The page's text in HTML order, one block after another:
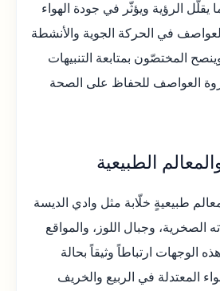
يقلّل الرؤية ويؤثّر في جودة الهواء
في الحركة الجوية والأنشطة
المختصّون بمتابعة التنبيهات
العواصف للحفاظ على الصحة
الطبيعية
طبيعيةٍ خلّابة مثل وادي الديسة
الصخرية، وجبال اللوز، والمواقع
الوجهات ارتباطاً وثيقاً بحالة
المعتدلة في الربيع والخريف